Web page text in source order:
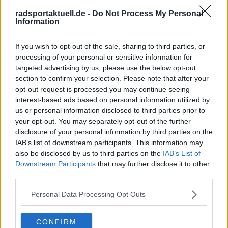
radsportaktuell.de - Do Not Process My Personal
Information
If you wish to opt-out of the sale, sharing to third parties, or
processing of your personal or sensitive information for
targeted advertising by us, please use the below opt-out
section to confirm your selection. Please note that after your
opt-out request is processed you may continue seeing
interest-based ads based on personal information utilized by
us or personal information disclosed to third parties prior to
your opt-out. You may separately opt-out of the further
disclosure of your personal information by third parties on the
IAB’s list of downstream participants. This information may
also be disclosed by us to third parties on the IAB’s List of
Downstream Participants that may further disclose it to other
Personal Data Processing Opt Outs
CONFIRM
verpflichtet worden, was den Aufstieg für das
belgische Team noch wertvoller macht. „Das Schöne
Team hochgestiegen, kein großer Transfer – sie
haben ihn von Anfang an gefördert“, sagte
Stephens. „Er ist ein Rohdiamant, aber so, so
geschmeidig – das hat die Power, die er aufs Rad
bringt, fast verborgen. Einfach absurd effizient.“
McEwen trieb die Debatte dann auf die Spitze. „Wer
ist jetzt der Capo?“, fragte er. „Du bist nur so gut wie
deine letzte Woche.“
Diese Frage wird nicht durch drei Giro-Etappen
allein entschieden. Merliers Status ist über Jahre
Auftaktwoche hat die Diskussion bei Soudal-Quick-
Step verändert, und nach Sofia wirkt sie keineswegs
verfrüht.